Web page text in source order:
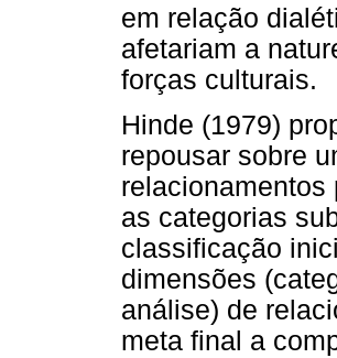
em relação
afetariam a
forças culturais.
Hinde (1979)
repousar sobre
relacionamentos
as categorias
classificação
dimensões
análise) de
meta final a